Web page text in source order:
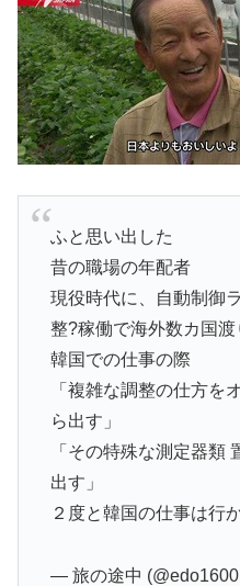
ふと思い出した
昔の職場の年配者
現役時代に、自動制御
整?稼働で海外数カ国渡
韓国での仕事の際
「複雑な調整の仕方を
ら出す」
「その特殊な測定器類
出す」
２度と韓国の仕事は行
— 旅の途中